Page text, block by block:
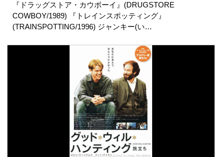
『ドラッグストア・カウボーイ』(DRUGSTORE
COWBOY/1989) 『トレインスポッティング』
(TRAINSPOTTING/1996) ジャンキー(い…